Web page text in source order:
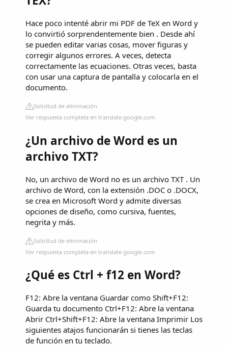
Hace poco intenté abrir mi PDF de TeX en Word y
lo convirtió sorprendentemente bien . Desde ahí
se pueden editar varias cosas, mover figuras y
corregir algunos errores. A veces, detecta
correctamente las ecuaciones. Otras veces, basta
con usar una captura de pantalla y colocarla en el
documento.
Solicitud de eliminación
Ver respuesta completa en translate.google.com
¿Un archivo de Word es un
archivo TXT?
No, un archivo de Word no es un archivo TXT . Un
archivo de Word, con la extensión .DOC o .DOCX,
se crea en Microsoft Word y admite diversas
opciones de diseño, como cursiva, fuentes,
negrita y más.
Solicitud de eliminación
Ver respuesta completa en translate.google.com
¿Qué es Ctrl + f12 en Word?
F12: Abre la ventana Guardar como Shift+F12:
Guarda tu documento Ctrl+F12: Abre la ventana
Abrir Ctrl+Shift+F12: Abre la ventana Imprimir Los
siguientes atajos funcionarán si tienes las teclas
de función en tu teclado.